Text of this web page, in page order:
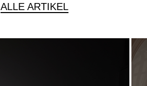
ALLE ARTIKEL